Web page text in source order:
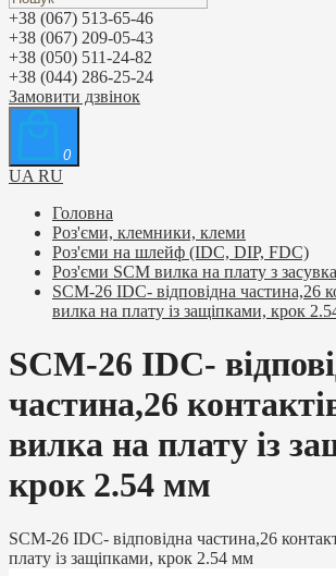
+38 (067) 513-65-46
+38 (067) 209-05-43
+38 (050) 511-24-82
+38 (044) 286-25-24
Замовити дзвінок
0
UA RU
Головна
Роз'єми, клемники, клеми
Роз'єми на шлейф (IDC, DIP, FDC)
Роз'єми SCM вилка на плату з
SCM-26 IDC- відповідна частина,26
вилка на плату із защіпками, крок
SCM-26 IDC-
частина,26
вилка на плату із
крок 2.54 мм
SCM-26 IDC- відповідна частина,26
плату із защіпками, крок 2.54 мм